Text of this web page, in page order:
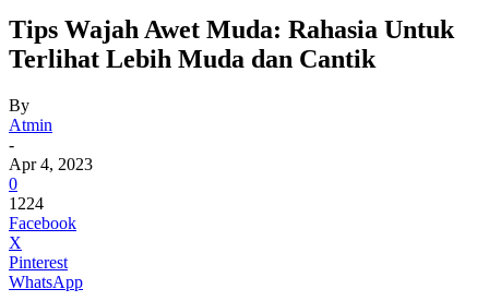
Tips Wajah Awet Muda: Rahasia Untuk
Terlihat Lebih Muda dan Cantik
By
Atmin
-
Apr 4, 2023
0
1224
Facebook
X
Pinterest
WhatsApp